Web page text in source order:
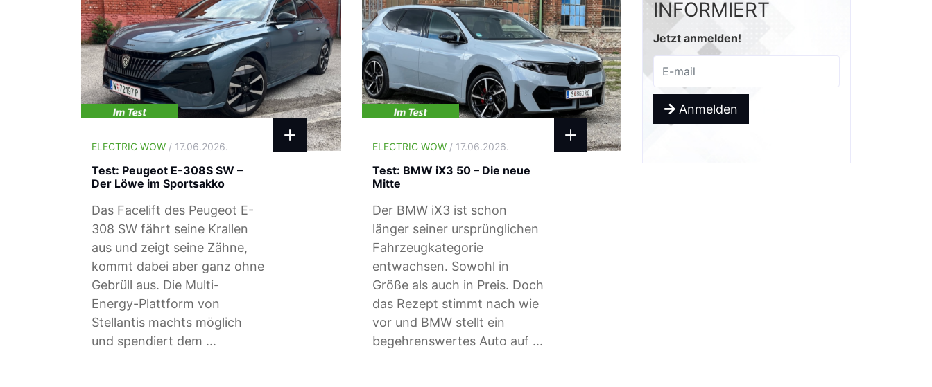
ELECTRIC WOW / 17.06.2026.
Test: Peugeot E-308S SW –
Der Löwe im Sportsakko
Das Facelift des Peugeot E-
308 SW fährt seine Krallen
aus und zeigt seine Zähne,
kommt dabei aber ganz ohne
Gebrüll aus. Die Multi-
Energy-Plattform von
Stellantis machts möglich
und spendiert dem ...
ELECTRIC WOW/ 17.06.2026.
Test: BMW iX3 50 – Die neue
Mitte
Der BMW iX3 ist schon
länger seiner ursprünglichen
Fahrzeugkategorie
entwachsen. Sowohl in
Größe als auch in Preis. Doch
das Rezept stimmt nach wie
vor und BMW stellt ein
begehrenswertes Auto auf ...
INFORMIERT
Jetzt anmelden!
Anmelden